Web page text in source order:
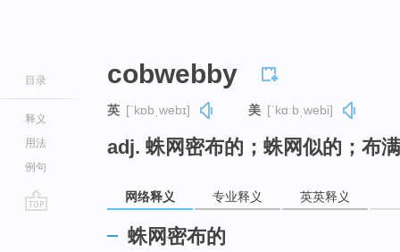
目录
释义
用法
例句
cobwebby
英 [ˈkɒbˌwebɪ] 美 [ˈkɑːbˌwebi]
adj. 蛛网密布的；蛛网似的；布
网络释义 专业释义 英英释义
蛛网密布的